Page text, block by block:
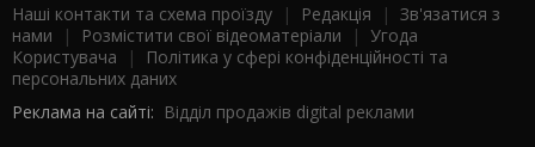
Наші контакти та схема проїзду | Редакція | Зв'язатися з
нами | Розмістити свої відеоматеріали | Угода
Користувача |
Політика у сфері конфіденційності та
персональних даних
Реклама на сайті: Відділ продажів digital реклами